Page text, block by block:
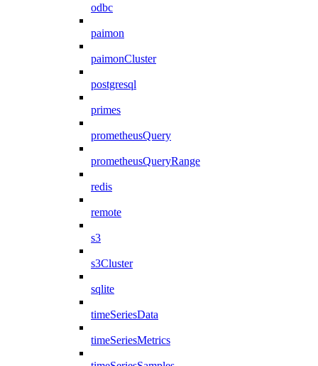
odbc
paimon
paimonCluster
postgresql
primes
prometheusQuery
prometheusQueryRange
redis
remote
s3
s3Cluster
sqlite
timeSeriesData
timeSeriesMetrics